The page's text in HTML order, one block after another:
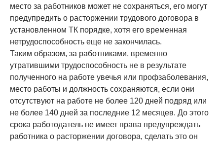
место за работников может не сохраняться, его могут
предупредить о расторжении трудового договора в
установленном ТК порядке, хотя его временная
нетрудоспособность еще не закончилась.
Таким образом, за работниками, временно
утратившими трудоспособность не в результате
полученного на работе увечья или профзаболевания,
место работы и должность сохраняются, если они
отсутствуют на работе не более 120 дней подряд или
не более 140 дней за последние 12 месяцев. До этого
срока работодатель не имеет права предупреждать
работника о расторжении договора, сделать это он